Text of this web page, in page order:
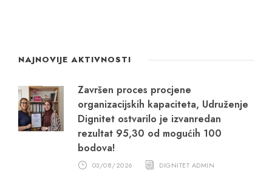
NAJNOVIJE AKTIVNOSTI
Završen proces procjene
organizacijskih kapaciteta, Udruženje
Dignitet ostvarilo je izvanredan
rezultat 95,30 od mogućih 100
bodova!
03/08/2026 DIGNITET ADMIN